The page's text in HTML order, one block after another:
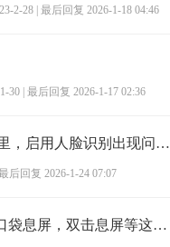
2-28 最后回复 2026-1-18 04:46
30 最后回复 2026-1-17 02:36
[BUG]手机qq账号安全里，启用人脸识别出现问题卡顿不能通过
后回复 2026-1-24 07:07
[建议]没有翻盖息屏，口袋息屏，双击息屏等这些功能